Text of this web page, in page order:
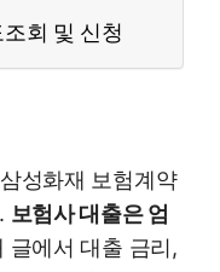
회 및 신청
성화재 보험계약
보험사 대출은 엄
글에서 대출 금리,